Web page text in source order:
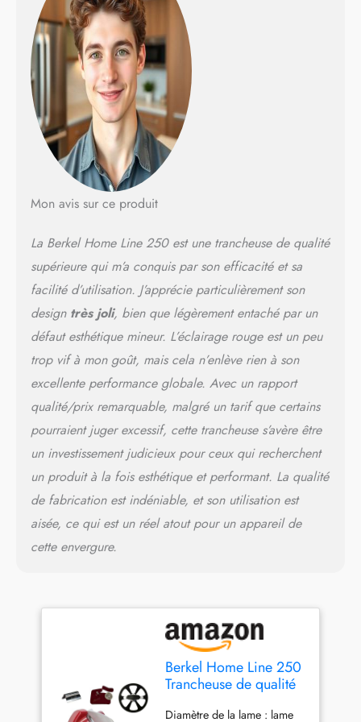
privé pour tous les produits
de charcuterie courants
pour une utilisation
médiocre. Recommandation
: extracteur de couteau,
embout de ponçage et pince
à trancher, car il est
important pour le
fonctionnement de la
machine. Si vous avez des
trancheuse à saucisses et
coupe-jambon, fromage,
légumes, capaccio et fruits.
La machine est livrée avec
une planche en bois de
tonneau assortie. Offre
imbattable : la machine avec
planche d'insertion et
planche de service coûte en
UVP 979. Si vous avez des
questions sur les différentes
machines Berkel, n'hésitez
pas à nous contacter.
Mon avis sur ce produit
La Berkel Home Line 250 est une trancheuse de qualité
supérieure qui m’a conquis par son efficacité et sa
facilité d’utilisation. J’apprécie particulièrement son
design très joli, bien que légèrement entaché par un
défaut esthétique mineur. L’éclairage rouge est un peu
trop vif à mon goût, mais cela n’enlève rien à son
excellente performance globale. Avec un rapport
qualité/prix remarquable, malgré un tarif que certains
pourraient juger excessif, cette trancheuse s’avère être
un investissement judicieux pour ceux qui recherchent
un produit à la fois esthétique et performant. La qualité
de fabrication est indéniable, et son utilisation est
aisée, ce qui est un réel atout pour un appareil de
cette envergure.
Berkel Home Line 250
Trancheuse de qualité
Diamètre de la lame : lame